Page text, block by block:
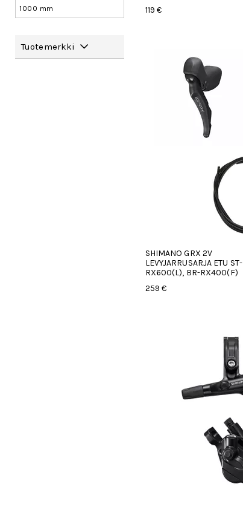
1000 mm
Tuotemerkki
119 €
SHIMANO GRX 2V
LEVYJARRUSARJA ETU ST-
RX600(L), BR-RX400(F)
259 €